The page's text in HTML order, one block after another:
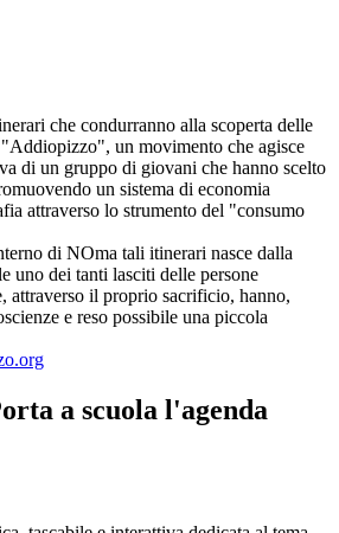
che condurranno alla scoperta delle
"Addiopizzo", un movimento che agisce
di un gruppo di giovani che hanno scelto
un sistema di economia
attraverso lo strumento del "consumo
di NOma tali itinerari nasce dalla
uno dei tanti lasciti delle persone
attraverso il proprio sacrificio, hanno,
e reso possibile una piccola
a scuola l'agenda